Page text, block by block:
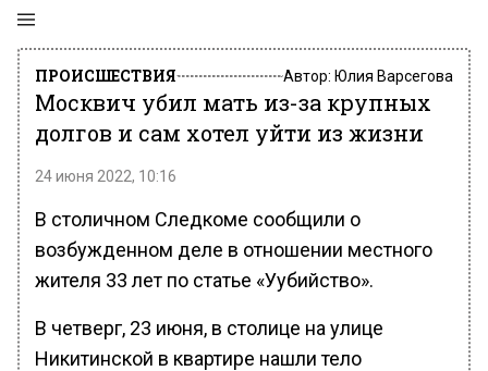
ПРОИСШЕСТВИЯ Автор: Юлия Варсегова
Москвич убил мать из-за крупных
долгов и сам хотел уйти из жизни
24 июня 2022, 10:16
В столичном Следкоме сообщили о
возбужденном деле в отношении местного
жителя 33 лет по статье «Уубийство».
В четверг, 23 июня, в столице на улице
Никитинской в квартире нашли тело